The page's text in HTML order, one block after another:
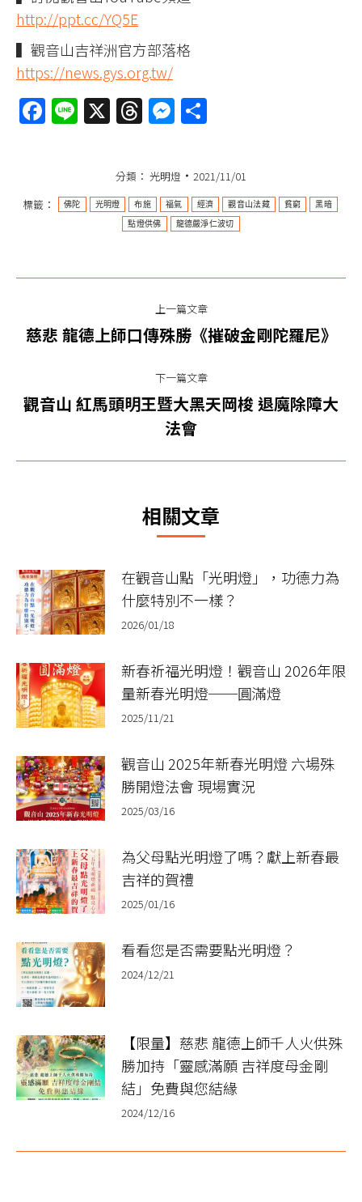
http://ppt.cc/YQ5E
▍觀音山吉祥洲官方部落格
https://news.gys.org.tw/
Facebook
Line
X Threads
Messenger
分類： 光明燈
2021/11/01
標籤：
佛陀 光明燈 布施 福氣 經濟 觀音山法藏 貧窮 黑暗
點燈供佛 龍德嚴淨仁波切
章
航
上一篇文章
上
篇
文
章：
慈悲 龍德上師口傳殊勝《摧破金剛陀羅尼》
下一篇文章
下
一
篇
章：
觀音山 紅馬頭明王暨大黑天岡梭 退魔除障大
法會
相關文章
在觀音山點「光明燈」，功德力為
什麼特別不一樣？
2026/01/18
新春祈福光明燈！觀音山 2026年限
量新春光明燈──圓滿燈
2025/11/21
觀音山 2025年新春光明燈 六場殊
勝開燈法會 現場實況
2025/03/16
為父母點光明燈了嗎？獻上新春最
吉祥的賀禮
2025/01/16
看看您是否需要點光明燈？
2024/12/21
【限量】慈悲 龍德上師千人火供殊
勝加持「靈感滿願 吉祥度母金剛
結」免費與您結緣
2024/12/16